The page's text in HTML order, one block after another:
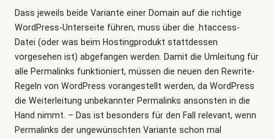
Dass jeweils beide Variante einer Domain auf die richtige
WordPress-Unterseite führen, muss über die .htaccess-
Datei (oder was beim Hostingprodukt stattdessen
vorgesehen ist) abgefangen werden. Damit die Umleitung für
alle Permalinks funktioniert, müssen die neuen den Rewrite-
Regeln von WordPress vorangestellt werden, da WordPress
die Weiterleitung unbekannter Permalinks ansonsten in die
Hand nimmt. – Das ist besonders für den Fall relevant, wenn
Permalinks der ungewünschten Variante schon mal